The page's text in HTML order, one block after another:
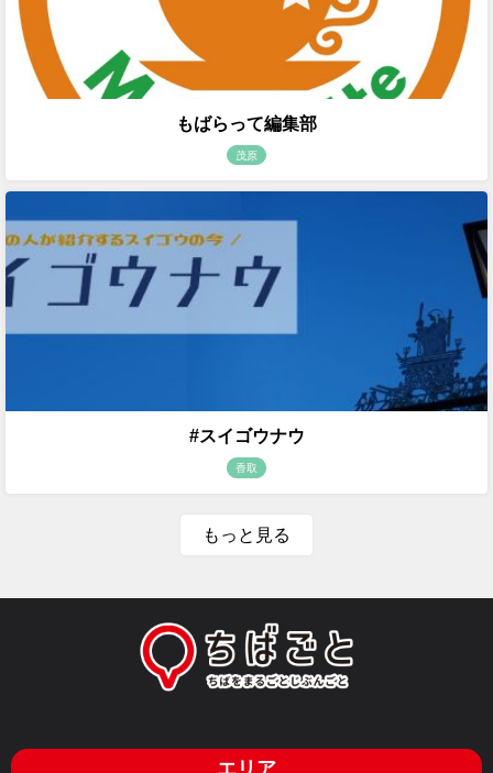
もばらって編集部
茂原
#スイゴウナウ
香取
もっと見る
エリア